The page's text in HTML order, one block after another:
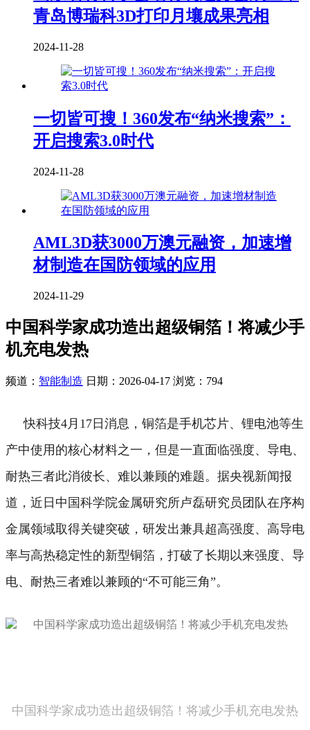
青岛博瑞科3D打印月壤成果亮相
2024-11-28
一切皆可搜！360发布“纳米搜索”：
开启搜索3.0时代
2024-11-28
AML3D获3000万澳元融资，加速增
材制造在国防领域的应用
2024-11-29
中国科学家成功造出超级铜箔！将减少手
机充电发热
频道： 智能制造 日期： 2026-04-17 浏览：794
快科技4月17日消息，铜箔是手机芯片、锂电池等生
产中使用的核心材料之一，但是一直面临强度、导电、
耐热三者此消彼长、难以兼顾的难题。 据央视新闻报
道，近日中国科学院金属研究所卢磊研究员团队在序构
金属领域取得关键突破，研发出兼具超高强度、高导电
率与高热稳定性的新型铜箔，打破了长期以来强度、导
电、耐热三者难以兼顾的“不可能三角”。
中国科学家成功造出超级铜箔！将减少手机充电发热